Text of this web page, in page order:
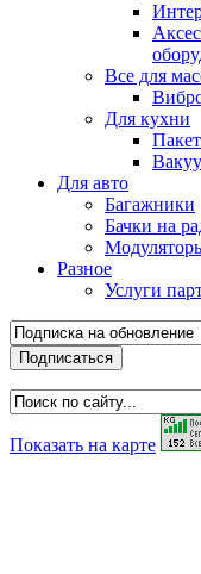
Все для
Для кухни
Для авто
Багажники
Бачки на
Разное
Услуги
Показать на карте